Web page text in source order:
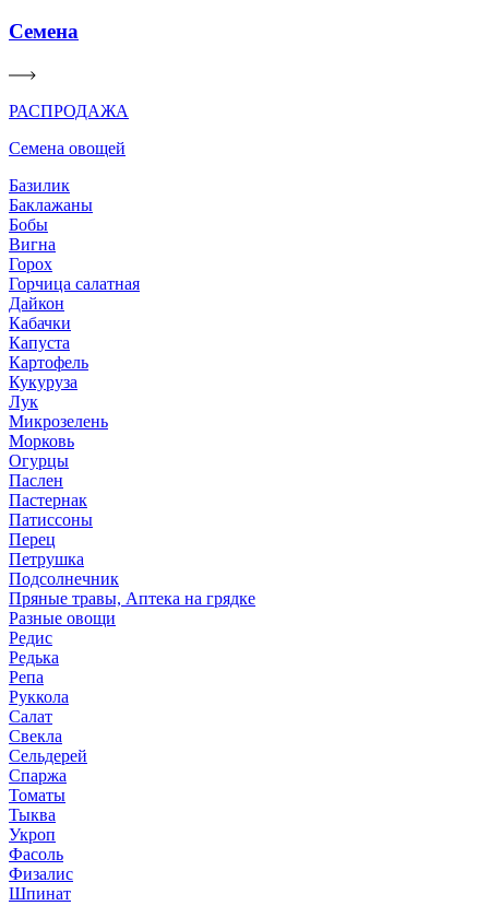
Семена
РАСПРОДАЖА
Семена овощей
Базилик
Баклажаны
Бобы
Вигна
Горох
Горчица салатная
Дайкон
Кабачки
Капуста
Картофель
Кукуруза
Лук
Микрозелень
Морковь
Огурцы
Паслен
Пастернак
Патиссоны
Перец
Петрушка
Подсолнечник
Пряные травы, Аптека на грядке
Разные овощи
Редис
Редька
Репа
Руккола
Салат
Свекла
Сельдерей
Спаржа
Томаты
Тыква
Укроп
Фасоль
Физалис
Шпинат